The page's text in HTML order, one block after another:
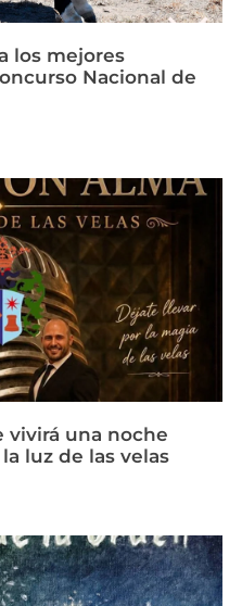
los mejores
Nacional de
vivirá una noche
luz de las velas